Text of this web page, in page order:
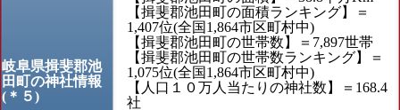
岐阜県揖斐郡池
田町の神社情報
(＊５)
【揖斐郡池田町の面積ランキング】＝
1,407位(全国1,864市区町村中)
【揖斐郡池田町の世帯数】＝7,897世帯
【揖斐郡池田町の世帯数ランキング】＝
1,075位(全国1,864市区町村中)
【人口１０万人当たりの神社数】＝168.4
社